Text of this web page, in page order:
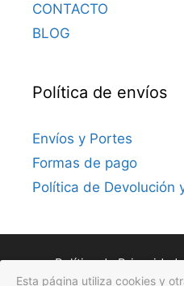
CONTACTO
BLOG
Política de envíos
Envíos y Portes
Formas de pago
Política de Devolución
Política de Privacidad
Esta página utiliza cookies y